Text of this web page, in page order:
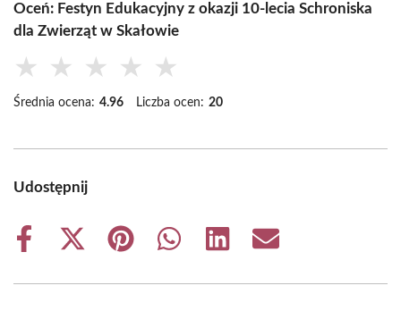
Oceń: Festyn Edukacyjny z okazji 10-lecia Schroniska
dla Zwierząt w Skałowie
★ ★ ★ ★ ★
Średnia ocena: 4.96 Liczba ocen: 20
Udostępnij
Share
Share
(Twitter)
Share
Share
Share
Share